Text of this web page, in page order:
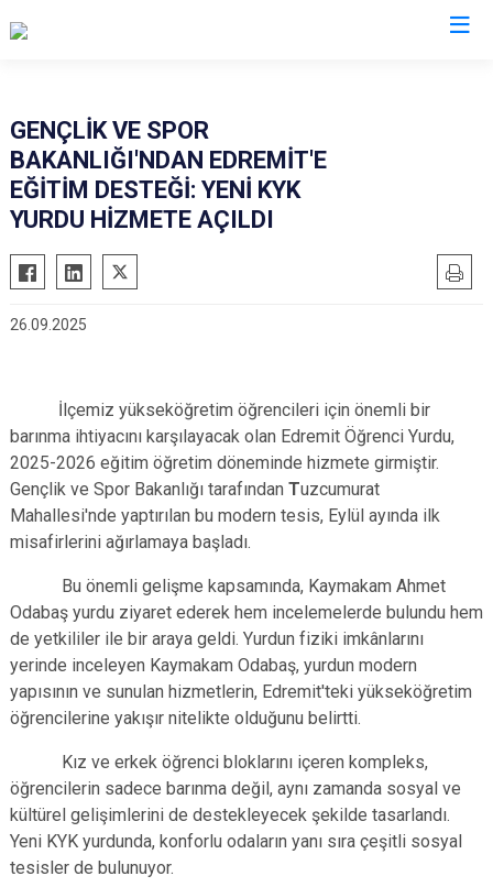
Ayvalık
Balya
Bigadiç
Gömeç
Gönen
Havran
İvrindi
Susurluk
Karesi
Altıeylül
GENÇLİK VE SPOR
BAKANLIĞI'NDAN EDREMİT'E
EĞİTİM DESTEĞİ: YENİ KYK
YURDU HİZMETE AÇILDI
26.09.2025
İlçemiz yükseköğretim öğrencileri için önemli bir
barınma ihtiyacını karşılayacak olan Edremit Öğrenci Yurdu,
2025-2026 eğitim öğretim döneminde hizmete girmiştir.
Gençlik ve Spor Bakanlığı tarafından Tuzcumurat
Mahallesi'nde yaptırılan bu modern tesis, Eylül ayında ilk
misafirlerini ağırlamaya başladı.
Bu önemli gelişme kapsamında, Kaymakam Ahmet
Odabaş yurdu ziyaret ederek hem incelemelerde bulundu hem
de yetkililer ile bir araya geldi. Yurdun fiziki imkânlarını
yerinde inceleyen Kaymakam Odabaş, yurdun modern
yapısının ve sunulan hizmetlerin, Edremit'teki yükseköğretim
öğrencilerine yakışır nitelikte olduğunu belirtti.
Kız ve erkek öğrenci bloklarını içeren kompleks,
öğrencilerin sadece barınma değil, aynı zamanda sosyal ve
kültürel gelişimlerini de destekleyecek şekilde tasarlandı.
Yeni KYK yurdunda, konforlu odaların yanı sıra çeşitli sosyal
tesisler de bulunuyor.